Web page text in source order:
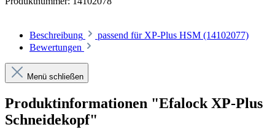
Beschreibung
passend für XP-Plus HSM (14102077)
Bewertungen
Menü schließen
Produktinformationen "Efalock XP-Plus
Schneidekopf"